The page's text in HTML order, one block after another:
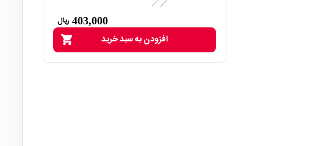
403,000 ریال
shopping_cart افزودن به سبد خرید